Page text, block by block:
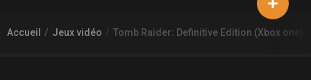
Accueil Jeux vidéo Tomb Raider: Definitive Edition (Xbox one)